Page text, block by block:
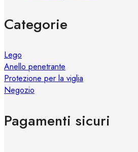
Categorie
Lego
Anello penetrante
Protezione per la viglia
Negozio
Pagamenti sicuri